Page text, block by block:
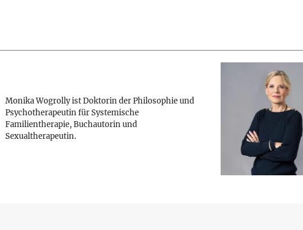
Monika Wogrolly ist Doktorin der Philosophie und
Psychotherapeutin für Systemische
Familientherapie, Buchautorin und
Sexualtherapeutin.